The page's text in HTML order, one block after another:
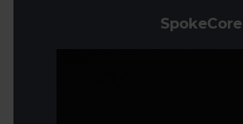
SpokeCore